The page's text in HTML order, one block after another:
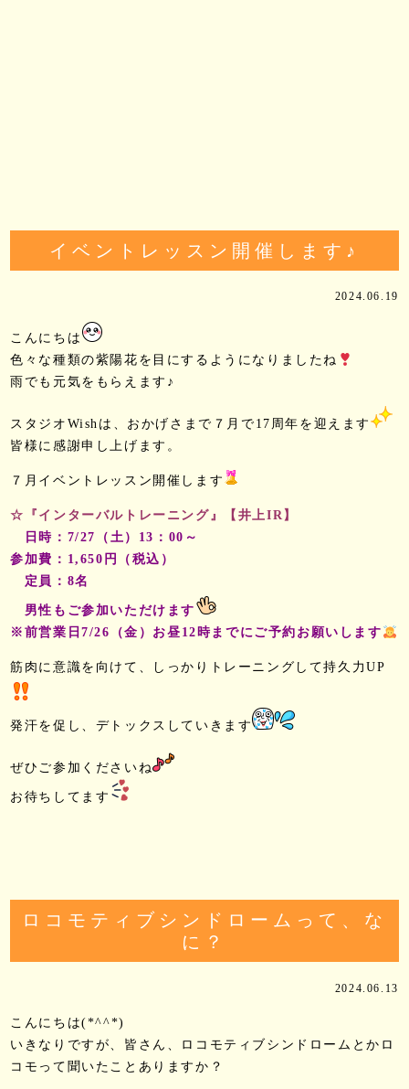
イベントレッスン開催します♪
2024.06.19
こんにちは
色々な種類の紫陽花を目にするようになりましたね
雨でも元気をもらえます♪
スタジオWishは、おかげさまで７月で17周年を迎えます
皆様に感謝申し上げます。
７月イベントレッスン開催します
☆『インターバルトレーニング』【井上IR】
日時：7/27（土）13：00～
参加費：1,650円（税込）
定員：8名
男性もご参加いただけます
※前営業日7/26（金）お昼12時までにご予約お願いします
筋肉に意識を向けて、しっかりトレーニングして持久力UP
発汗を促し、デトックスしていきます
ぜひご参加くださいね
お待ちしてます
ロコモティブシンドロームって、な
に？
2024.06.13
こんにちは(*^^*)
いきなりですが、皆さん、ロコモティブシンドロームとかロ
コモって聞いたことありますか？